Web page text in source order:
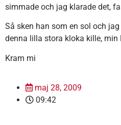
simmade och jag klarade det,
Så sken han som en sol och
denna lilla stora kloka kille, min
Kram mi
maj 28, 2009
09:42